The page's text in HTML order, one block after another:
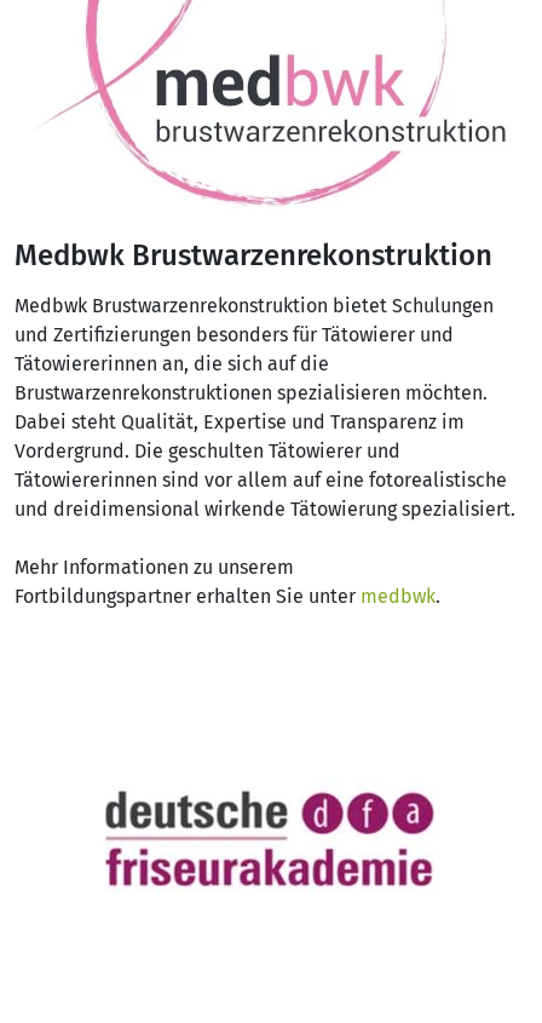
Medbwk Brustwarzenrekonstruktion
Medbwk Brustwarzenrekonstruktion bietet Schulungen
und Zertifizierungen besonders für Tätowierer und
Tätowiererinnen an, die sich auf die
Brustwarzenrekonstruktionen spezialisieren möchten.
Dabei steht Qualität, Expertise und Transparenz im
Vordergrund. Die geschulten Tätowierer und
Tätowiererinnen sind vor allem auf eine fotorealistische
und dreidimensional wirkende Tätowierung spezialisiert.
Mehr Informationen zu unserem
Fortbildungspartner erhalten Sie unter medbwk.